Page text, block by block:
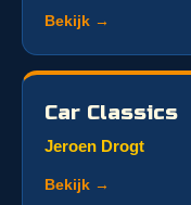
Bekijk →
Car Classics
Jeroen Drogt
Bekijk →